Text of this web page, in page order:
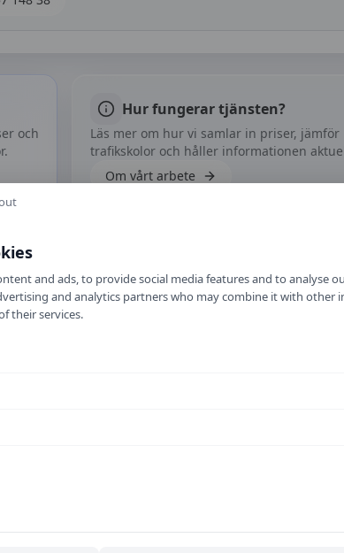
och
Hur fungerar tjänsten?
Läs mer om hur vi samlar in priser, jämför
trafikskolor och håller informationen
Om vårt arbete
and ads, to provide social media features and to analyse
and analytics partners who may combine it with
their services.